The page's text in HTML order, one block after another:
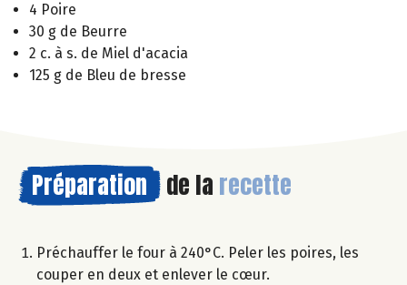
4 Poire
30 g de Beurre
2 c. à s. de Miel d'acacia
125 g de Bleu de bresse
Préparation de la recette
Préchauffer le four à 240°C. Peler les poires, les
couper en deux et enlever le cœur.